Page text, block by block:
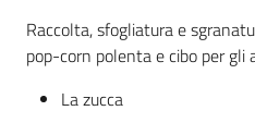
Raccolta, sfogliatura e
pop-corn polenta e cibo per gli
La zucca